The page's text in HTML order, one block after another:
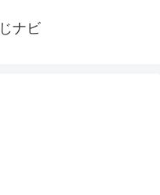
ナビ